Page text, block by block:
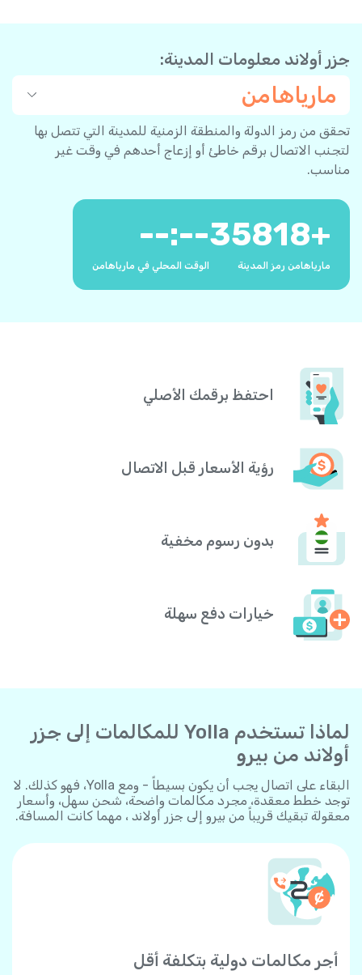
جزر أولاند معلومات المدينة:
مارياهامن
تحقق من رمز الدولة والمنطقة الزمنية للمدينة التي تتصل بها
لتجنب الاتصال برقم خاطئ أو إزعاج أحدهم في وقت غير
مناسب.
+
35818
مارياهامن رمز المدينة
--:--
الوقت المحلي في مارياهامن
احتفظ برقمك الأصلي
رؤية الأسعار قبل الاتصال
بدون رسوم مخفية
خيارات دفع سهلة
لماذا تستخدم Yolla للمكالمات إلى جزر
أولاند من بيرو
البقاء على اتصال يجب أن يكون بسيطاً - ومع Yolla، فهو كذلك. لا
توجد خطط معقدة، مجرد مكالمات واضحة، شحن سهل، وأسعار
معقولة تبقيك قريباً من بيرو إلى جزر أولاند ، مهما كانت المسافة.
أجر مكالمات دولية بتكلفة أقل